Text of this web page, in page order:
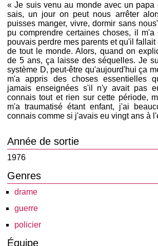
« Je suis venu au monde avec un papa
sais, un jour on peut nous arrêter
puisses manger, vivre, dormir sans
pu comprendre certaines choses, il
pouvais perdre mes parents et qu'il
de tout le monde. Alors, quand on
de 5 ans, ça laisse des séquelles. Je
système D, peut-être qu'aujourd'hui ça
m'a appris des choses essentielles
jamais enseignées s'il n'y avait pas
connais tout et rien sur cette période,
m'a traumatisé étant enfant, j'ai
connais comme si j'avais eu vingt ans à
Année de sortie
1976
Genres
drame
guerre
policier
Équipe